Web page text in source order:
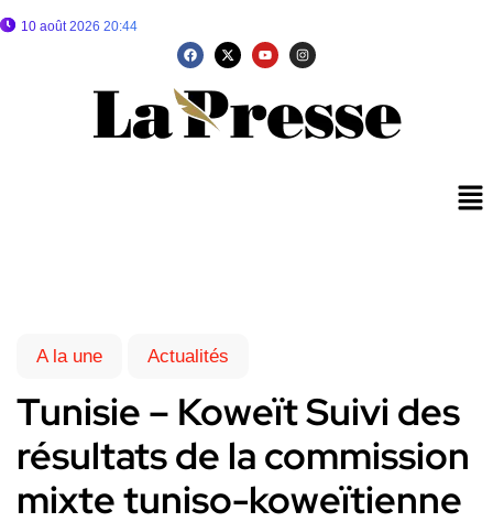
10 août 2026 20:44
A la une Actualités
Tunisie – Koweït Suivi des
résultats de la commission
mixte tuniso-koweïtienne